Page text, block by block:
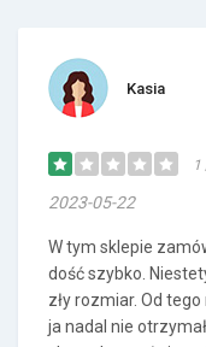
Kasia
2023-05-22
W tym sklepie
dość szybko.
zły rozmiar. Od
ja nadal nie